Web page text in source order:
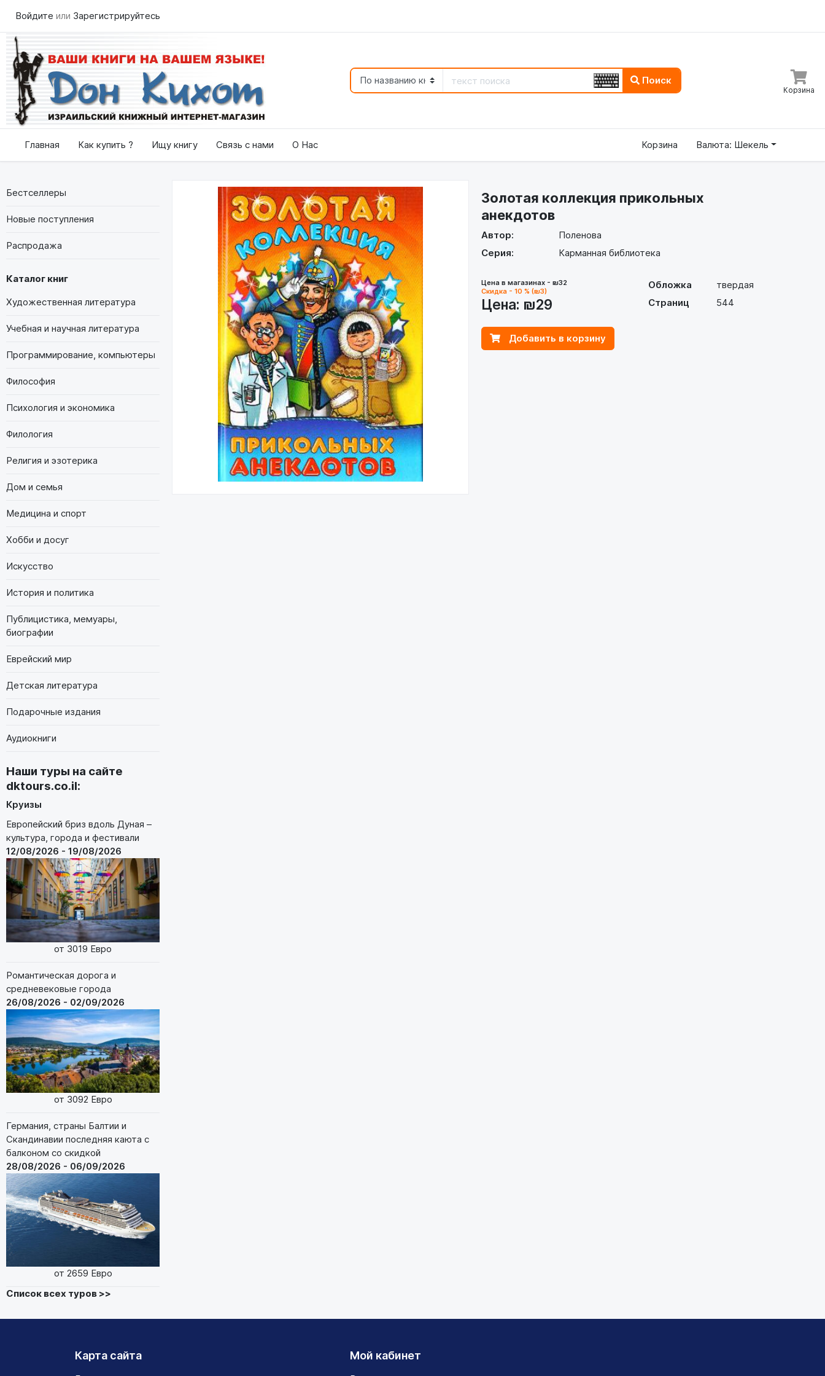
Войдите или Зарегистрируйтесь
Поиск
Корзина
Главная Как купить ? Ищу книгу Связь с нами О Нас Корзина Валюта: Шекель
Бестселлеры
Новые поступления
Распродажа
Каталог книг
Художественная литература
Учебная и научная литература
Программирование, компьютеры
Философия
Психология и экономика
Филология
Религия и эзотерика
Дом и семья
Медицина и спорт
Хобби и досуг
Искусство
История и политика
Публицистика, мемуары,
биографии
Еврейский мир
Детская литература
Подарочные издания
Аудиокниги
Наши туры на сайте
dktours.co.il:
Круизы
Европейский бриз вдоль Дуная –
культура, города и фестивали
12/08/2026 - 19/08/2026
от 3019 Евро
Романтическая дорога и
средневековые города
26/08/2026 - 02/09/2026
от 3092 Евро
Германия, страны Балтии и
Скандинавии последняя каюта с
балконом со скидкой
28/08/2026 - 06/09/2026
от 2659 Евро
Список всех туров >>
Золотая коллекция прикольных
анекдотов
Автор:
Поленова
Серия:
Карманная библиотека
Обложка
твердая
Страниц
544
Цена в магазинах - ₪32
Скидка - 10 % (₪3)
Цена: ₪29
Добавить в корзину
Карта сайта Мой кабинет